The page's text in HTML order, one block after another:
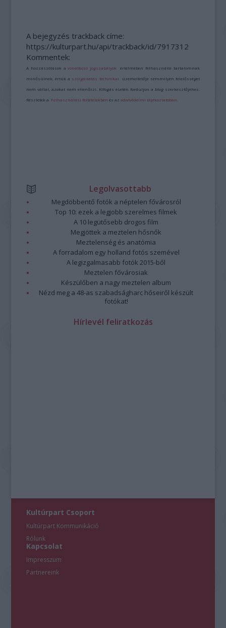
A bejegyzés trackback címe:
https://kulturpart.hu/api/trackback/id/7917312
Kommentek:
A hozzászólások avonatkozó jogszabályok értelmében felhasználói tartalomnak
minősülnek, értük a szolgáltatás technikai üzemeltetője semmilyen felelősséget
nem vállal, azokat nem ellenőrzi. Kifogás esetén forduljon a blog szerkesztőjéhez.
Részletek a Felhasználási feltételekben és azadatvédelmi tájékoztatóban
Legolvasottabb
Megdöbbentő fotók a néptelen fővárosról
Top 10: ezek a legjobb szerelmes filmek
A 10 legütősebb drogos film
Megjöttek a meztelen hősnők
Meztelenség és anatómia
A forradalom egy holland fotós szemével
A legizgalmasabb fotók 2015-ből
Meztelen fővárosiak
Készülőben a nagy meztelen album
Nézd meg a 48-as szabadságharc hőseiről készült
fotókat!
Hírlevél feliratkozás
Kultúrpart Csoport
Kultúrpart Kommunikáció
Rólunk
Kapcsolat
Impresszum
Partnereink